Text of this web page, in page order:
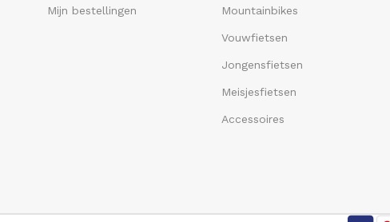
Mijn bestellingen Mountainbikes
Vouwfietsen
Jongensfietsen
Meisjesfietsen
Accessoires